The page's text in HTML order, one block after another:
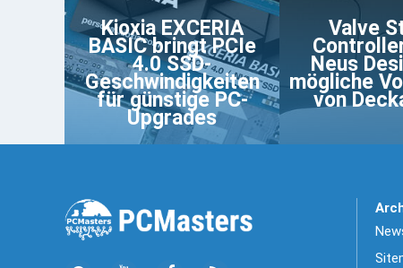
Kioxia EXCERIA
BASIC bringt PCIe
4.0 SSD-
Geschwindigkeiten
für günstige PC-
Upgrades
Valve
Neus
mögliche
von